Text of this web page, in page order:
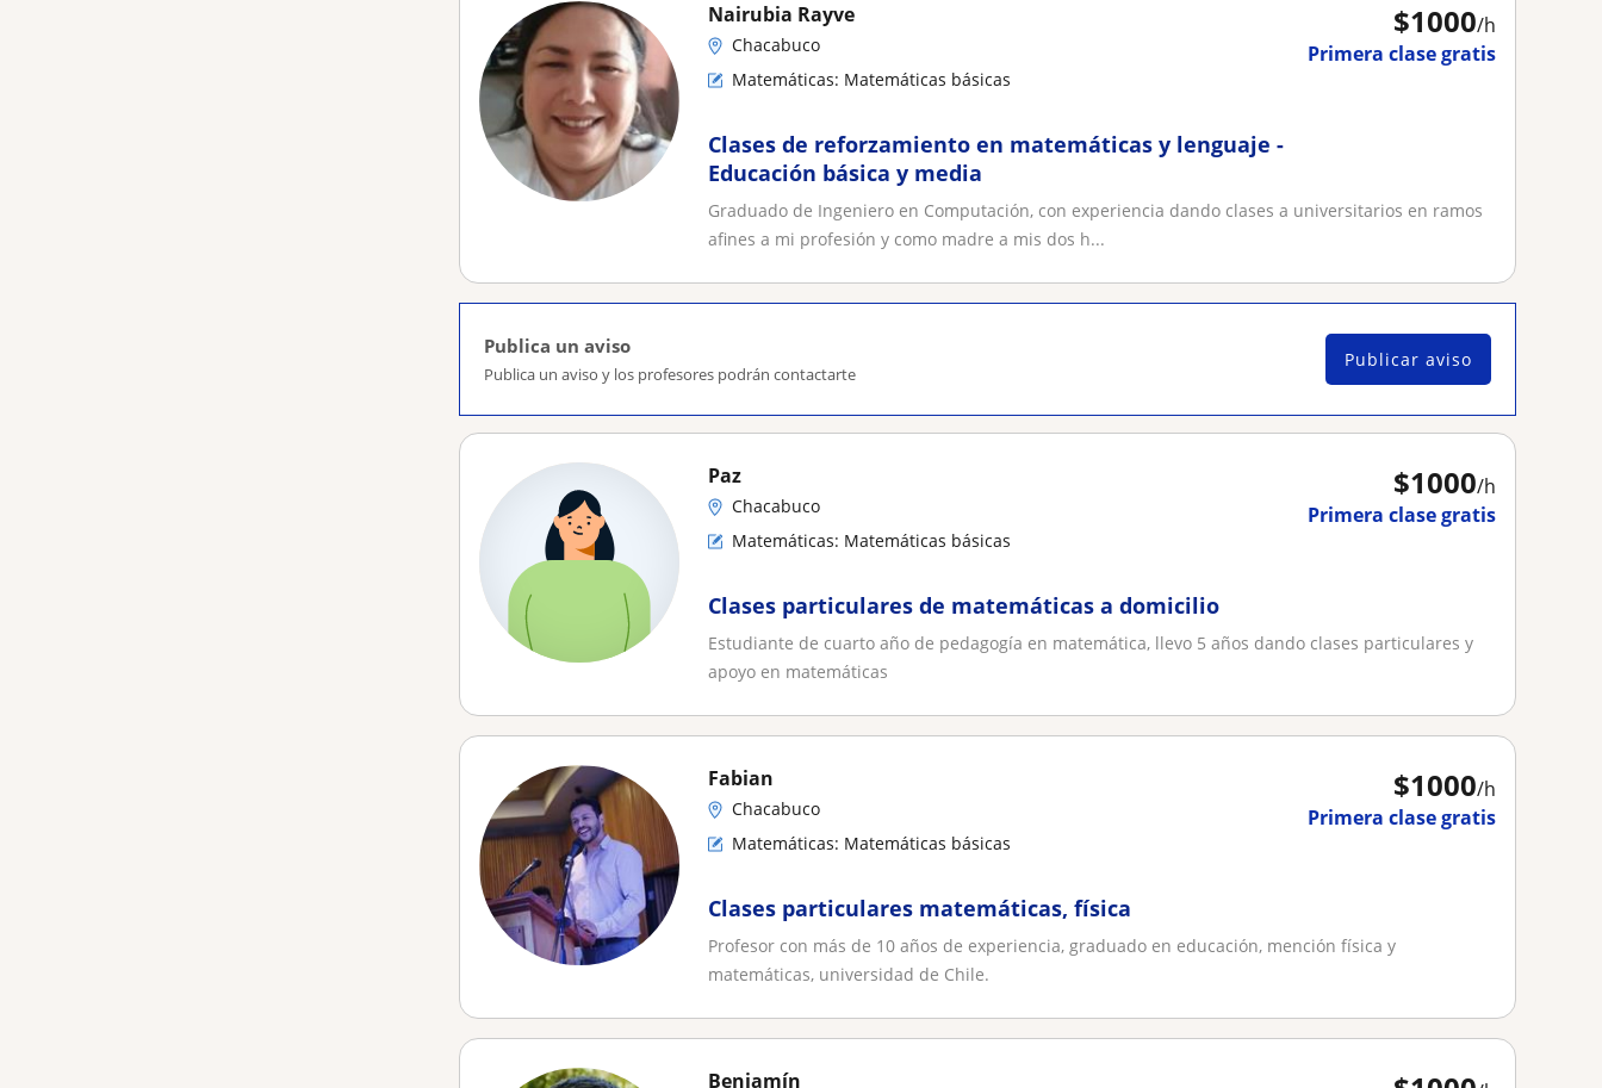
$1000/h
Primera clase gratis
Nairubia Rayve
Chacabuco
Matemáticas: Matemáticas básicas
Clases de reforzamiento en matemáticas y lenguaje -
Educación básica y media
Graduado de Ingeniero en Computación, con experiencia dando clases a universitarios en ramos
afines a mi profesión y como madre a mis dos h...
Publica un aviso
Publica un aviso y los profesores podrán contactarte
Publicar aviso
$1000/h
Primera clase gratis
Paz
Chacabuco
Matemáticas: Matemáticas básicas
Clases particulares de matemáticas a domicilio
Estudiante de cuarto año de pedagogía en matemática, llevo 5 años dando clases particulares y
apoyo en matemáticas
$1000/h
Primera clase gratis
Fabian
Chacabuco
Matemáticas: Matemáticas básicas
Clases particulares matemáticas, física
Profesor con más de 10 años de experiencia, graduado en educación, mención física y
matemáticas, universidad de Chile.
Benjamín